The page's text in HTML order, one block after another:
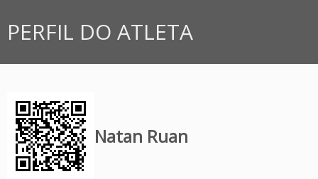
PERFIL DO ATLETA
Natan Ruan